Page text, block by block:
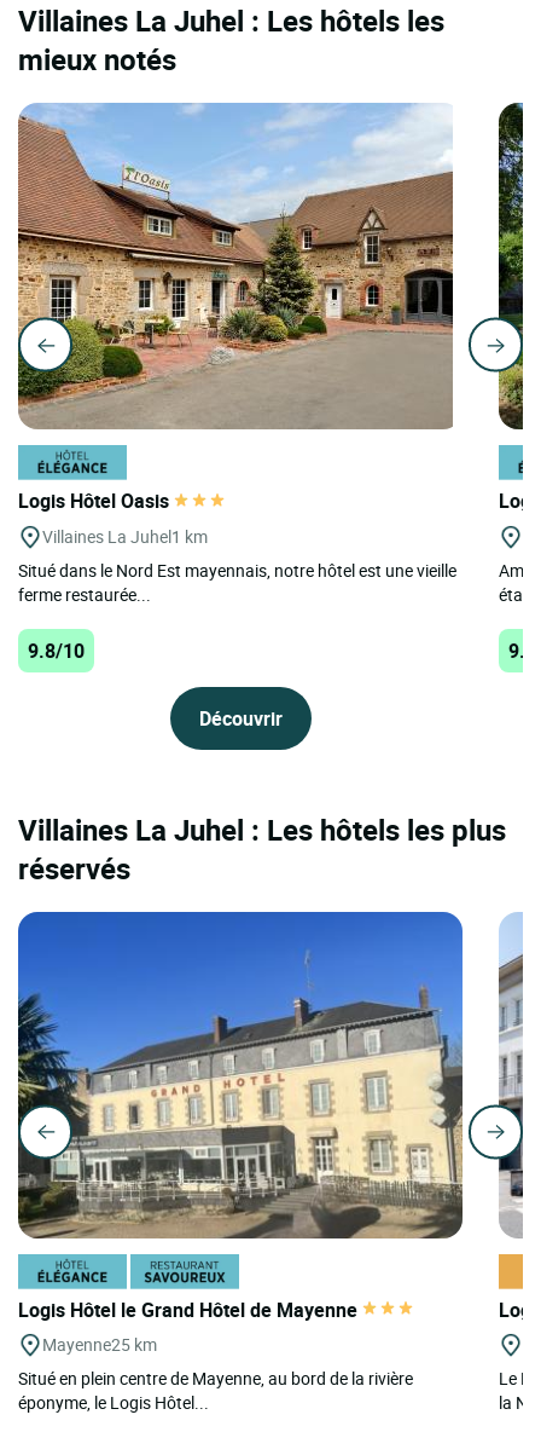
Villaines La Juhel : Les hôtels les
mieux notés
Logis Hôtel Oasis
Villaines La Juhel1 km
Situé dans le Nord Est mayennais, notre hôtel est une vieille
ferme restaurée...
9.8/10
Découvrir
Villaines La Juhel : Les hôtels les plus
réservés
Logis Hôtel le Grand Hôtel de Mayenne
Mayenne25 km
Situé en plein centre de Mayenne, au bord de la rivière
éponyme, le Logis Hôtel...
Le
la